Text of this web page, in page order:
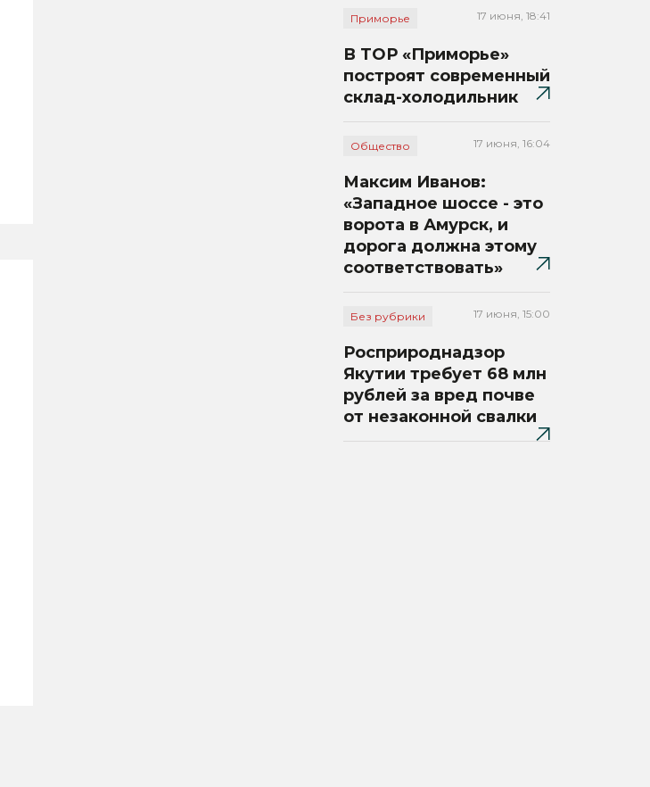
Приморье 17 июня, 18:41
В ТОР «Приморье»
построят современный
склад-холодильник
Общество 17 июня, 16:04
Максим Иванов:
«Западное шоссе - это
ворота в Амурск, и
дорога должна этому
соответствовать»
Без рубрики 17 июня, 15:00
Росприроднадзор
Якутии требует 68 млн
рублей за вред почве
от незаконной свалки